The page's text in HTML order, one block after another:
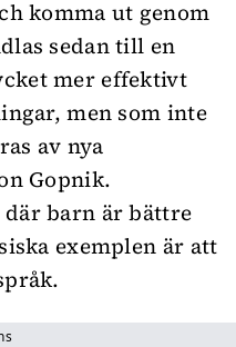
komma ut genom
sedan till en
mer effektivt
men som inte
av nya
Gopnik.
barn är bättre
exemplen är att